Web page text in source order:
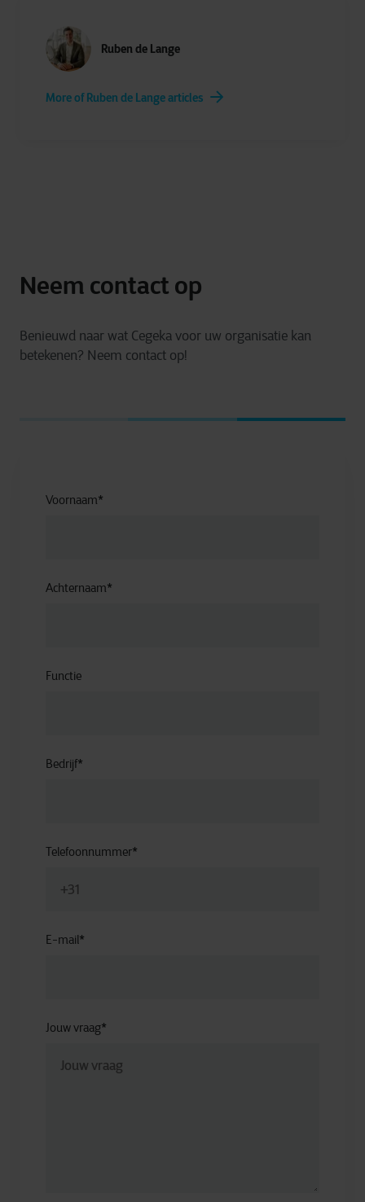
Ruben de Lange
More of Ruben de Lange articles
Neem contact op
Benieuwd naar wat Cegeka voor uw organisatie kan
betekenen? Neem contact op!
Voornaam*
Achternaam*
Functie
Bedrijf*
Telefoonnummer*
E-mail*
Jouw vraag*